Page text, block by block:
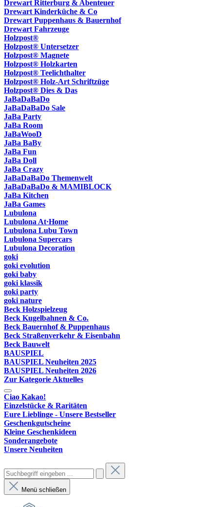
Drewart Ritterburg & Abenteuer
Drewart Kinderküche & Co
Drewart Puppenhaus & Bauernhof
Drewart Fahrzeuge
Holzpost®
Holzpost® Untersetzer
Holzpost® Magnete
Holzpost® Holzkarten
Holzpost® Teelichthalter
Holzpost® Holz-Art Schriftzüge
Holzpost® Dies & Das
JaBaDaBaDo
JaBaDaBaDo Sale
JaBa Party
JaBa Room
JaBaWooD
JaBa BaBy
JaBa Fun
JaBa Doll
JaBa Crazy
JaBaDaBaDo Themenwelt
JaBaDaBaDo & MAMIBLOCK
JaBa Kitchen
JaBa Games
Lubulona
Lubulona At·Home
Lubulona Lubu Town
Lubulona Supercars
Lubulona Decoration
goki
goki evolution
goki baby
goki klassik
goki party
goki nature
Beck Holzspielzeug
Beck Kugelbahnen & Co.
Beck Bauernhof & Puppenhaus
Beck Straßenverkehr & Eisenbahn
Beck Bauwelt
BAUSPIEL
BAUSPIEL Neuheiten 2025
BAUSPIEL Neuheiten 2026
Zur Kategorie Aktuelles
Ciao Kakao!
Einzelstücke & Raritäten
Eure Lieblinge - Unsere Bestseller
Geschenkgutscheine
Kleine Geschenkideen
Sonderangebote
Unsere Neuheiten
Menü schließen